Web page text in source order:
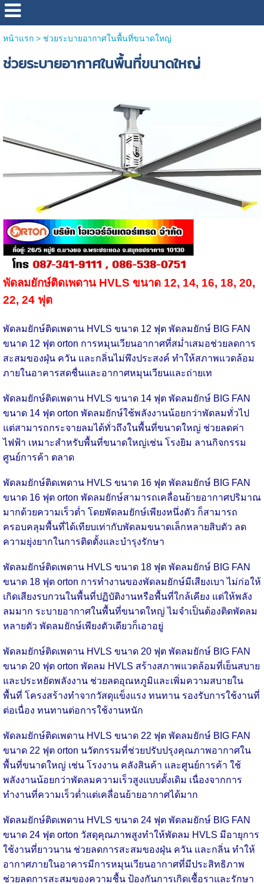
หน้าแรก> ช่วยระบายอากาศในพื้นที่ขนาดใหญ่
ช่วยระบายอากาศในพื้นที่ขนาดใหญ่
พัดลมยักษ์ติดเพดาน HVLS ขนาด 12, 14, 16, 18, 20,
22, 24 ฟุต
พัดลมยักษ์ติดเพดาน HVLS ขนาด 12 ฟุต พัดลมยักษ์ BIG FAN
ขนาด 12 ฟุต orton การหมุนเวียนอากาศที่สม่ำเสมอช่วยลดการ
สะสมของฝุ่น ควัน และกลิ่นไม่พึงประสงค์ ทำให้สภาพแวดล้อม
ภายในอาคารสดชื่นและอากาศหมุนเวียนและถ่ายเท
พัดลมยักษ์ติดเพดาน HVLS ขนาด 14 ฟุต พัดลมยักษ์ BIG FAN
ขนาด 14 ฟุต orton พัดลมยักษ์ใช้พลังงานน้อยกว่าพัดลมทั่วไป
แต่สามารถกระจายลมได้ทั่วถึงในพื้นที่ขนาดใหญ่ ช่วยลดค่า
ไฟฟ้า เหมาะสำหรับพื้นที่ขนาดใหญ่เช่น โรงยิม ลานกิจกรรม
ศูนย์การค้า ตลาด
พัดลมยักษ์ติดเพดาน HVLS ขนาด 16 ฟุต พัดลมยักษ์ BIG FAN
ขนาด 16 ฟุต orton พัดลมยักษ์สามารถเคลื่อนย้ายอากาศปริมาณ
มากด้วยความเร็วต่ำ โดยพัดลมยักษ์เพียงหนึ่งตัว ก็สามารถ
ครอบคลุมพื้นที่ได้เทียบเท่ากับพัดลมขนาดเล็กหลายสิบตัว ลด
ความยุ่งยากในการติดตั้งและบำรุงรักษา
พัดลมยักษ์ติดเพดาน HVLS ขนาด 18 ฟุต พัดลมยักษ์ BIG FAN
ขนาด 18 ฟุต orton การทำงานของพัดลมยักษ์มีเสียงเบา ไม่ก่อให้
เกิดเสียงรบกวนในพื้นที่ปฏิบัติงานหรือพื้นที่ใกล้เคียง แต่ให้พลัง
ลมมาก ระบายอากาศในพื้นที่ขนาดใหญ่ ไมจำเป็นต้องติดพัดลม
หลายตัว พัดลมยักษ์เพียงตัวเดียวก็เอาอยู่
พัดลมยักษ์ติดเพดาน HVLS ขนาด 20 ฟุต พัดลมยักษ์ BIG FAN
ขนาด 20 ฟุต orton พัดลม HVLS สร้างสภาพแวดล้อมที่เย็นสบาย
และประหยัดพลังงาน ช่วยลดอุณหภูมิและเพิ่มความสบายใน
พื้นที่ โครงสร้างทำจากวัสดุแข็งแรง ทนทาน รองรับการใช้งานที่
ต่อเนื่อง ทนทานต่อการใช้งานหนัก
พัดลมยักษ์ติดเพดาน HVLS ขนาด 22 ฟุต พัดลมยักษ์ BIG FAN
ขนาด 22 ฟุต orton นวัตกรรมที่ช่วยปรับปรุงคุณภาพอากาศใน
พื้นที่ขนาดใหญ่ เช่น โรงงาน คลังสินค้า และศูนย์การค้า ใช้
พลังงานน้อยกว่าพัดลมความเร็วสูงแบบดั้งเดิม เนื่องจากการ
ทำงานที่ความเร็วต่ำแต่เคลื่อนย้ายอากาศได้มาก
พัดลมยักษ์ติดเพดาน HVLS ขนาด 24 ฟุต พัดลมยักษ์ BIG FAN
ขนาด 24 ฟุต orton วัสดุคุณภาพสูงทำให้พัดลม HVLS มีอายุการ
ใช้งานที่ยาวนาน ช่วยลดการสะสมของฝุ่น ควัน และกลิ่น ทำให้
อากาศภายในอาคารมีการหมุนเวียนอากาศที่มีประสิทธิภาพ
ช่วยลดการสะสมของความชื้น ป้องกันการเกิดเชื้อราและรักษา